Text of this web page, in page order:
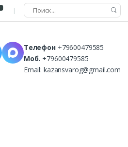
Телефон +79600479585
Моб. +79600479585
Email: kazansvarog@gmail.com